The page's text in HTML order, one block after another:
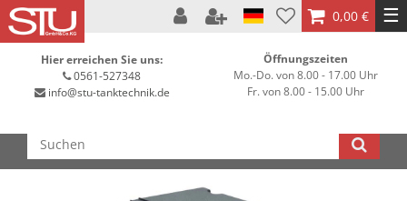
0,00 € ☰
Hier erreichen Sie uns:
0561-527348
info@stu-tanktechnik.de
Öffnungszeiten
Mo.-Do. von 8.00 - 17.00 Uhr
Fr. von 8.00 - 15.00 Uhr